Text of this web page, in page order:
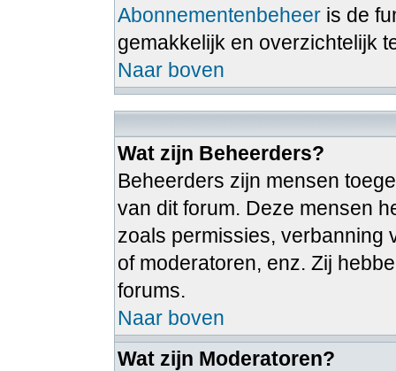
Abonnementenbeheer is de
gemakkelijk en overzichtelijk
Naar boven
Wat zijn Beheerders?
Beheerders zijn mensen
van dit forum. Deze mensen
zoals permissies, verbanning
of moderatoren, enz. Zij
forums.
Naar boven
Wat zijn Moderatoren?